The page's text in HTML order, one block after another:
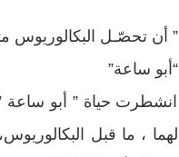
” أن تحصّـل البكالوريوس
“أبو ساعة”
انشطرت حياة ” أبو
لهما ، ما قبل